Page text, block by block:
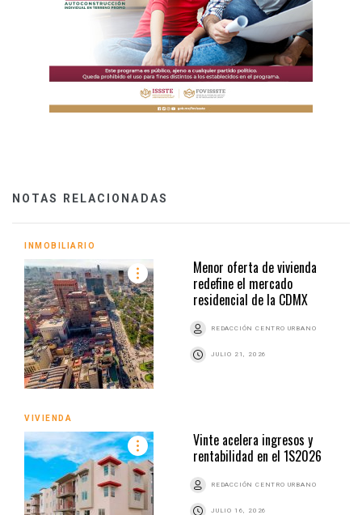
NOTAS RELACIONADAS
INMOBILIARIO
Menor oferta de vivienda
redefine el mercado
residencial de la CDMX
REDACCIÓN CENTRO URBANO
JULIO 21, 2026
VIVIENDA
Vinte acelera ingresos y
rentabilidad en el 1S2026
REDACCIÓN CENTRO URBANO
JULIO 16, 2026